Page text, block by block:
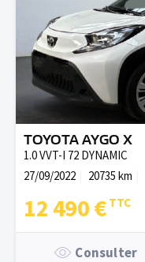
TOYOTA AYGO X
1.0 VVT-I 72 DYNAMIC
27/09/2022
20735 km
12 490 €
Consulter